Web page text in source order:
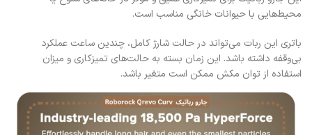
محیط‌هایی با حیوانات خانگی مناسب است.
باتری این ربات می‌تواند در حالت شارژ کامل، چندین ساعت عملکرد
بی‌وقفه داشته باشد. این زمان بسته به حالت‌های تمیزکاری و میزان
استفاده از توان مکش ممکن است متغیر باشد.